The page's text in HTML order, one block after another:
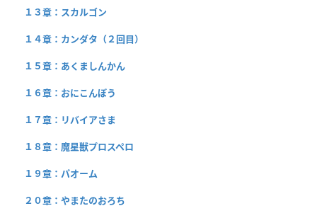
１３章：スカルゴン
１４章：カンダタ（２回目）
１５章：あくましんかん
１６章：おにこんぼう
１７章：リバイアさま
１８章：魔星獣プロスペロ
１９章：パオーム
２０章：やまたのおろち